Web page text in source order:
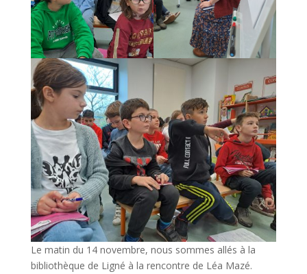
Le matin du 14 novembre, nous sommes allés à la
bibliothèque de Ligné à la rencontre de Léa Mazé.